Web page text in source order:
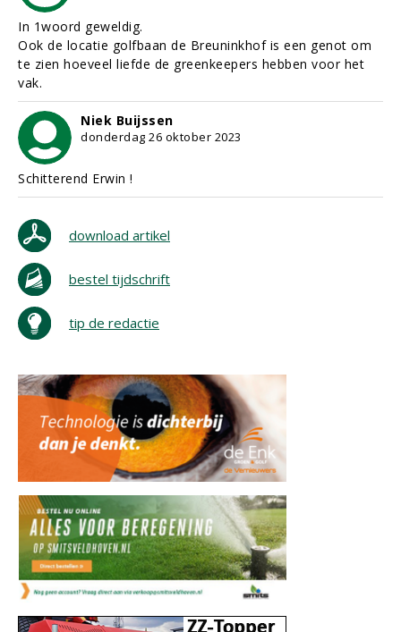
In 1woord geweldig.
Ook de locatie golfbaan de Breuninkhof is een genot om
te zien hoeveel liefde de greenkeepers hebben voor het
vak.
Niek Buijssen
donderdag 26 oktober 2023
Schitterend Erwin !
download artikel
bestel tijdschrift
tip de redactie